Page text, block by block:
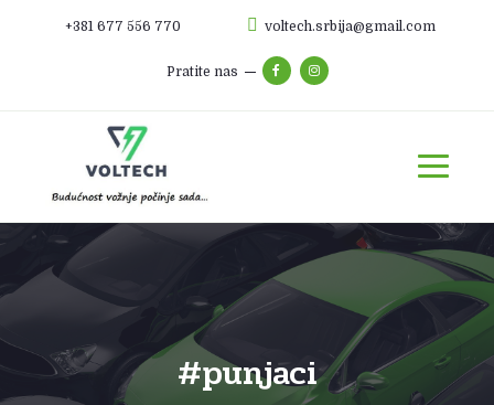
+381 677 556 770 voltech.srbija@gmail.com
Pratite nas
#punjaci